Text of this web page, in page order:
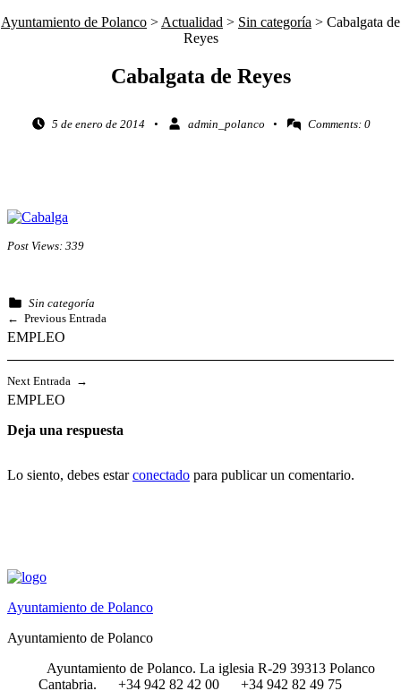
Ayuntamiento de Polanco > Actualidad > Sin categoría > Cabalgata de
Reyes
Cabalgata de Reyes
Posted on:
5 de enero de 2014
Written by:
admin_polanco Comments: 0
Post Views: 339
Categorized in:
Sin categoría
Skip
back
navigation
Navegación
de
entradas
Previous Entrada
EMPLEO
Next Entrada
EMPLEO
Deja una respuesta
Lo siento, debes estarconectado para publicar un comentario.
Ayuntamiento de Polanco
Ayuntamiento de Polanco
Ayuntamiento de Polanco. La iglesia R-29 39313 Polanco
Cantabria.
+34 942 82 42 00 +34 942 82 49 75